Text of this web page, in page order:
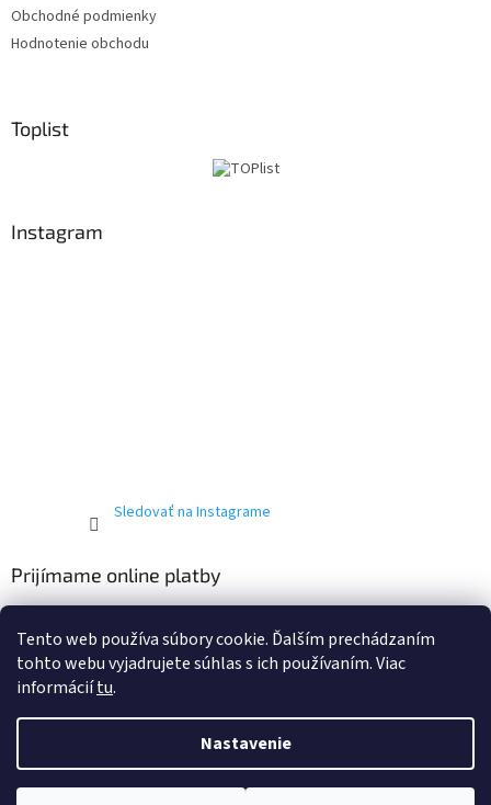
Tento web používa súbory cookie. Ďalším prechádzaním
tohto webu vyjadrujete súhlas s ich používaním. Viac
informáciítu.
Nastavenie
Obchodné podmienky
Hodnotenie obchodu
Toplist
Instagram
Sledovať na Instagrame
Prijímame online platby
Copyright 2026T-ričko.sk. Všetky práva vyhradené.Upraviť